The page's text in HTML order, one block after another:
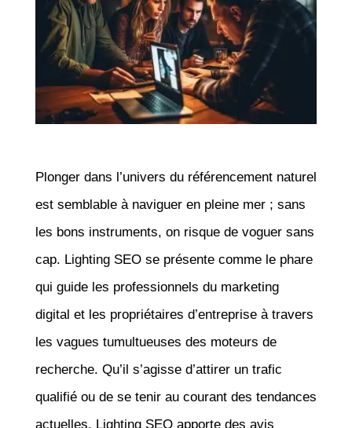
Plonger dans l’univers du référencement naturel
est semblable à naviguer en pleine mer ; sans
les bons instruments, on risque de voguer sans
cap. Lighting SEO se présente comme le phare
qui guide les professionnels du marketing
digital et les propriétaires d’entreprise à travers
les vagues tumultueuses des moteurs de
recherche. Qu’il s’agisse d’attirer un trafic
qualifié ou de se tenir au courant des tendances
actuelles, Lighting SEO apporte des avis